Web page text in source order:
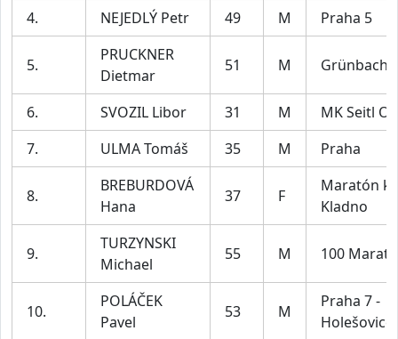
4.
NEJEDLÝ Petr 49 M Praha 5
5.
PRUCKNER
Dietmar
51 M Grünbach
6. SVOZIL Libor 31 M
MK Seitl
7.
ULMA Tomáš 35 M Praha
8.
BREBURDOVÁ
Hana
37 F
Maratón
Kladno
9.
TURZYNSKI
Michael
55 M 100
10.
POLÁČEK
Pavel
53 M
Praha 7 -
Holešovice